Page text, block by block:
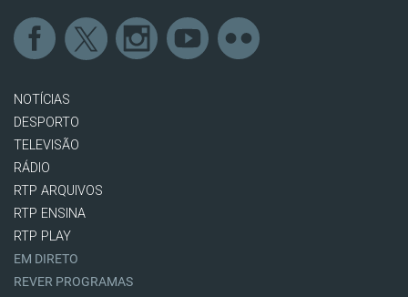
NOTÍCIAS
DESPORTO
TELEVISÃO
RÁDIO
RTP ARQUIVOS
RTP ENSINA
RTP PLAY
EM DIRETO
REVER PROGRAMAS